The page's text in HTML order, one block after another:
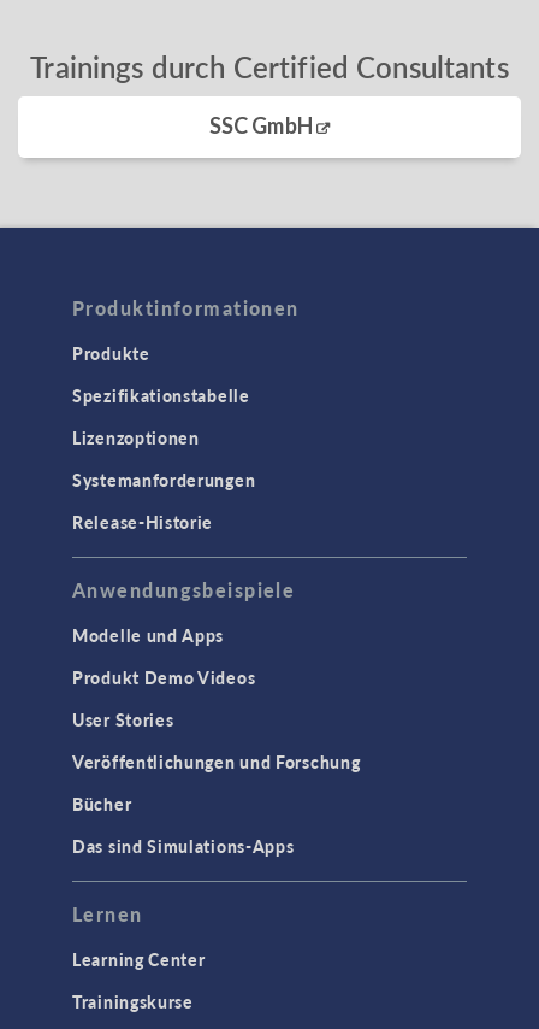
Trainings durch Certified Consultants
SSC GmbH
Produktinformationen
Produkte
Spezifikationstabelle
Lizenzoptionen
Systemanforderungen
Release-Historie
Anwendungsbeispiele
Modelle und Apps
Produkt Demo Videos
User Stories
Veröffentlichungen und Forschung
Bücher
Das sind Simulations-Apps
Lernen
Learning Center
Trainingskurse